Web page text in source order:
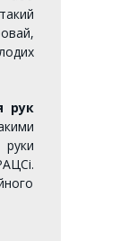
рук